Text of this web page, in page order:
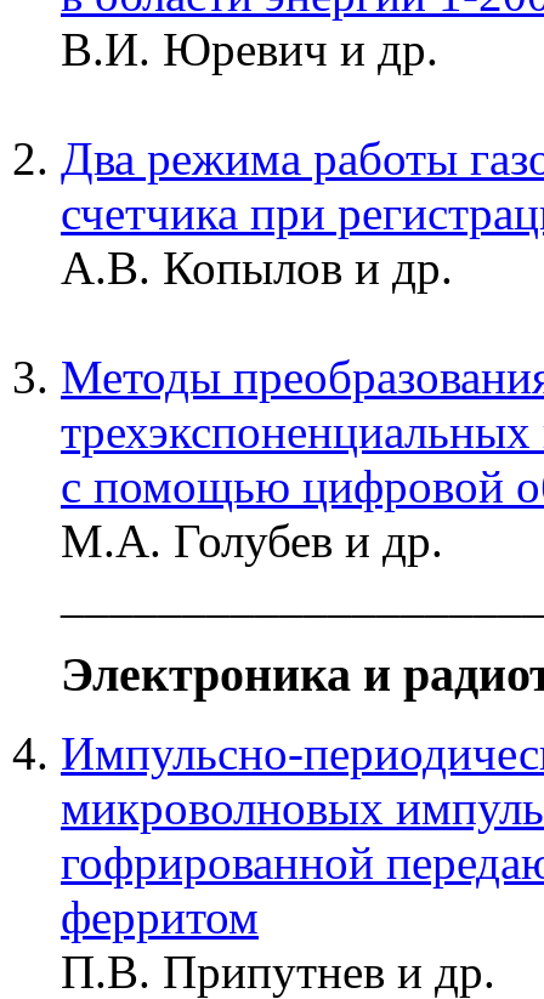
В.И. Юревич и др.
Два режима работы
счетчика при
А.В. Копылов и др.
Методы
с помощью цифровой
М.А. Голубев и др.
Электроника и
Импульсно-
микроволновых
гофрированной
ферритом
П.В. Припутнев и др.